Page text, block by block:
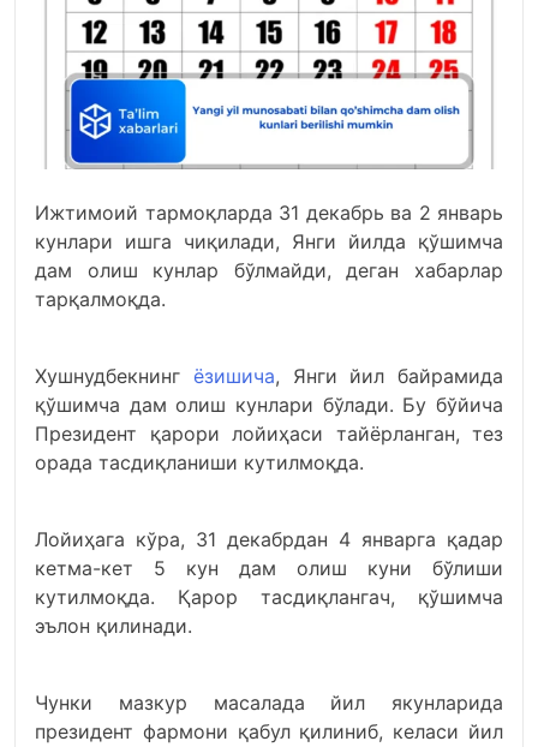
Ижтимоий тармоқларда 31 декабрь ва 2 январь
кунлари ишга чиқилади, Янги йилда қўшимча
дам олиш кунлар бўлмайди, деган хабарлар
тарқалмоқда.
Хушнудбекнинг ёзишича, Янги йил байрамида
қўшимча дам олиш кунлари бўлади. Бу бўйича
Президент қарори лойиҳаси тайёрланган, тез
орада тасдиқланиши кутилмоқда.
Лойиҳага кўра, 31 декабрдан 4 январга қадар
кетма-кет 5 кун дам олиш куни бўлиши
кутилмоқда. Қарор тасдиқлангач, қўшимча
эълон қилинади.
Чунки мазкур масалада йил якунларида
президент фармони қабул қилиниб, келаси йил